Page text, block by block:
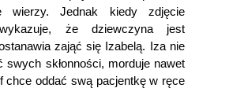
wierzy. Jednak kiedy zdjęcie
wykazuje, że dziewczyna jest
zająć się Izabelą. Iza nie
swych skłonności, morduje nawet
chce oddać swą pacjentkę w ręce